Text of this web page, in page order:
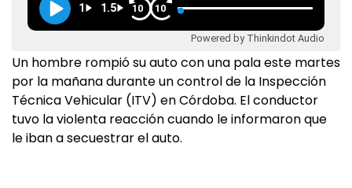
1 1.5 10 10
Powered by Thinkindot Audio
Un hombre rompió su auto con una pala este martes
por la mañana durante un control de la Inspección
Técnica Vehicular (ITV) en Córdoba. El conductor
tuvo la violenta reacción cuando le informaron que
le iban a secuestrar el auto.